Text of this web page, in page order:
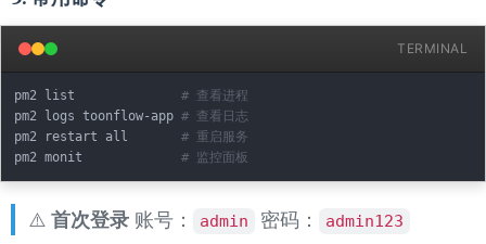
TERMINAL
pm2 list # 查看进程
pm2 logs toonflow-app # 查看日志
pm2 restart all # 重启服务
pm2 monit # 监控面板
⚠️ 首次登录 账号： admin 密码： admin123